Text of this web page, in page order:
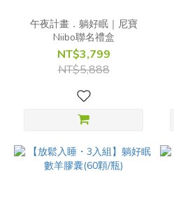
午夜計畫．躺好眠｜尼寶
Niibo聯名禮盒
NT$3,799
NT$5,888